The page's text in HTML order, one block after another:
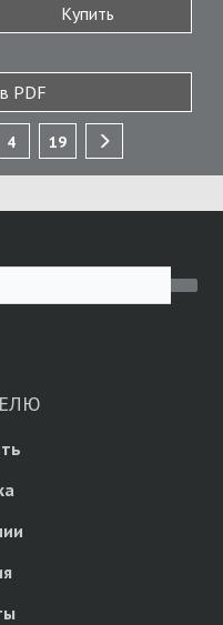
Купить
PDF
4 19